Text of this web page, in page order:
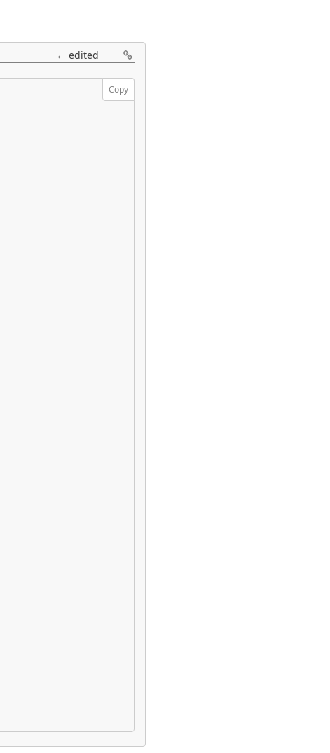
← edited
Copy